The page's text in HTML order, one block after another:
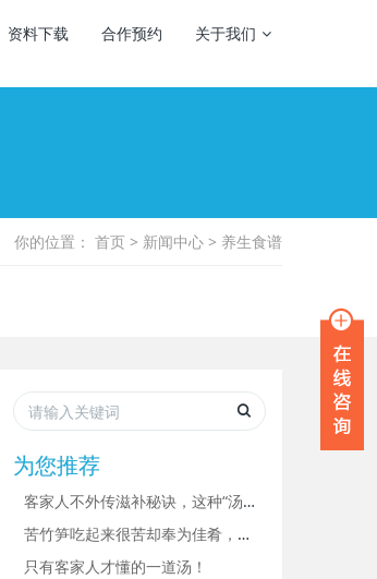
资料下载 合作预约 关于我们
你的位置： 首页 > 新闻中心 > 养生食谱
为您推荐
客家人不外传滋补秘诀，这种“汤”养气益血，全家老少都适宜！
苦竹笋吃起来很苦却奉为佳肴，原来有这么多作用！
只有客家人才懂的一道汤！